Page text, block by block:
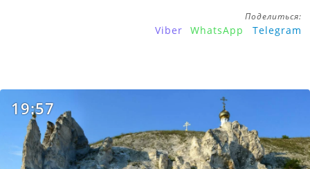
Поделиться:
Viber WhatsApp Telegram
19:57